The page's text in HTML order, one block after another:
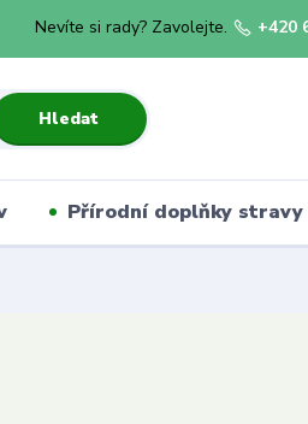
Hledat
Nevíte si rady? Zavolejte. +420
Přírodní doplňky stravy